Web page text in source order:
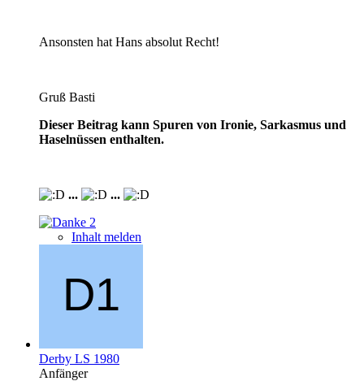
Ansonsten hat Hans absolut Recht!
Gruß Basti
Dieser Beitrag kann Spuren von Ironie, Sarkasmus und
Haselnüssen enthalten.
...
...
2
Inhalt melden
Derby LS 1980
Anfänger